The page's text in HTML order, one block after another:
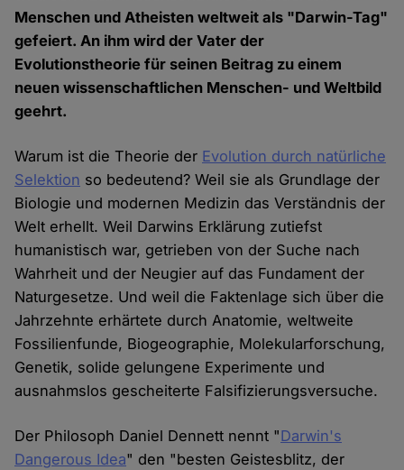
Menschen und Atheisten weltweit als "Darwin-Tag"
gefeiert. An ihm wird der Vater der
Evolutionstheorie für seinen Beitrag zu einem
neuen wissenschaftlichen Menschen- und Weltbild
geehrt.
Warum ist die Theorie der Evolution durch natürliche
Selektion so bedeutend? Weil sie als Grundlage der
Biologie und modernen Medizin das Verständnis der
Welt erhellt. Weil Darwins Erklärung zutiefst
humanistisch war, getrieben von der Suche nach
Wahrheit und der Neugier auf das Fundament der
Naturgesetze. Und weil die Faktenlage sich über die
Jahrzehnte erhärtete durch Anatomie, weltweite
Fossilienfunde, Biogeographie, Molekularforschung,
Genetik, solide gelungene Experimente und
ausnahmslos gescheiterte Falsifizierungsversuche.
Der Philosoph Daniel Dennett nennt "Darwin's
Dangerous Idea" den "besten Geistesblitz, der